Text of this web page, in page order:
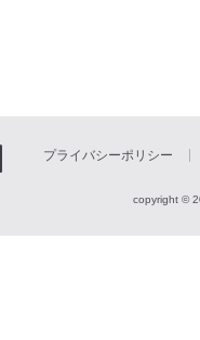
プライバシーポリシー
copyright ©